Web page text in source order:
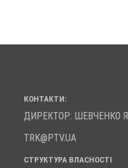
КОНТАКТИ:
ДИРЕКТОР: ШЕВЧЕНКО
TRK@PTV.UA
СТРУКТУРА ВЛАСНОСТІ